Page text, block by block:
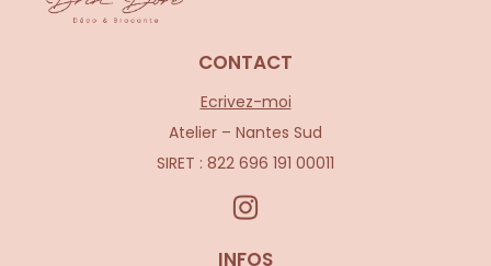
CONTACT
Ecrivez-moi
Atelier – Nantes Sud
SIRET : 822 696 191 00011
INFOS